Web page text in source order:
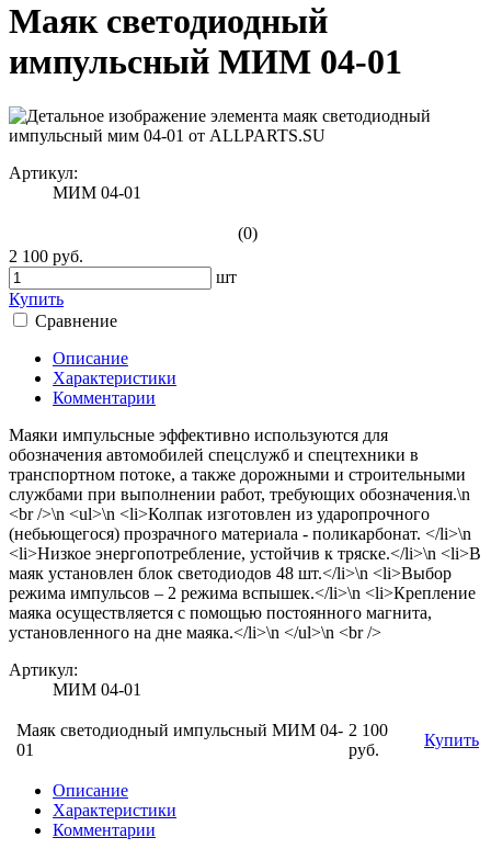
Маяк светодиодный
импульсный МИМ 04-01
Артикул:
МИМ 04-01
(0)
2 100 руб.
шт
Купить
Сравнение
Описание
Характеристики
Комментарии
Маяки импульсные эффективно используются для
обозначения автомобилей спецслужб и спецтехники в
транспортном потоке, а также дорожными и строительными
службами при выполнении работ, требующих обозначения.\n
<br />\n <ul>\n <li>Колпак изготовлен из ударопрочного
(небьющегося) прозрачного материала - поликарбонат. </li>\n
<li>Низкое энергопотребление, устойчив к тряске.</li>\n <li>В
маяк установлен блок светодиодов 48 шт.</li>\n <li>Выбор
режима импульсов – 2 режима вспышек.</li>\n <li>Крепление
маяка осуществляется с помощью постоянного магнита,
установленного на дне маяка.</li>\n </ul>\n <br />
Артикул:
МИМ 04-01
Маяк светодиодный импульсный МИМ 04-
01
2 100
руб.
Купить
Описание
Характеристики
Комментарии